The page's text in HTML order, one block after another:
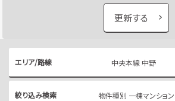
更新する
エリア/路線 中央本線 中野
絞り込み検索 物件種別 一棟マンション